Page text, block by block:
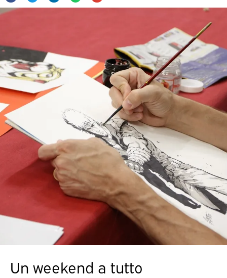
Un weekend a tutto